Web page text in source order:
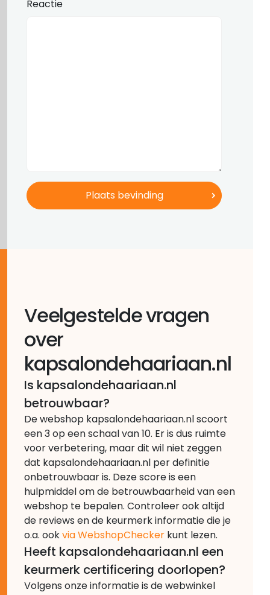
Reactie
Veelgestelde vragen
over
kapsalondehaariaan.nl
Is kapsalondehaariaan.nl
betrouwbaar?
De webshop kapsalondehaariaan.nl scoort
een 3 op een schaal van 10. Er is dus ruimte
voor verbetering, maar dit wil niet zeggen
dat kapsalondehaariaan.nl per definitie
onbetrouwbaar is. Deze score is een
hulpmiddel om de betrouwbaarheid van een
webshop te bepalen. Controleer ook altijd
de reviews en de keurmerk informatie die je
o.a. ookvia WebshopChecker kunt lezen.
Heeft kapsalondehaariaan.nl een
keurmerk certificering doorlopen?
Volgens onze informatie is de webwinkel